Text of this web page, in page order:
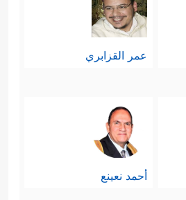
عمر القزابري
أحمد نعينع